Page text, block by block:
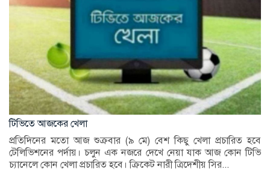
টিভিতে আজকের খেলা
প্রতিদিনের মতো আজ শুক্রবার (৯ মে) বেশ কিছু খেলা প্রচারিত হবে
টেলিভিশনের পর্দায়। চলুন এক নজরে দেখে নেয়া যাক আজ কোন টিভি
চ্যানেলে কোন খেলা প্রচারিত হবে। ক্রিকেট নারী ত্রিদেশীয় সির...